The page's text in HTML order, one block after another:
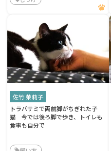
佐竹 茉莉子
トラバサミで両前脚がちぎれた子
猫 今では後ろ脚で歩き、トイレも
食事も自分で